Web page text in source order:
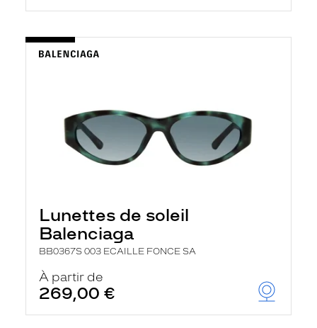
Lunettes de soleil
Balenciaga
BB0367S 003 ECAILLE FONCE SA
À partir de
269,00 €